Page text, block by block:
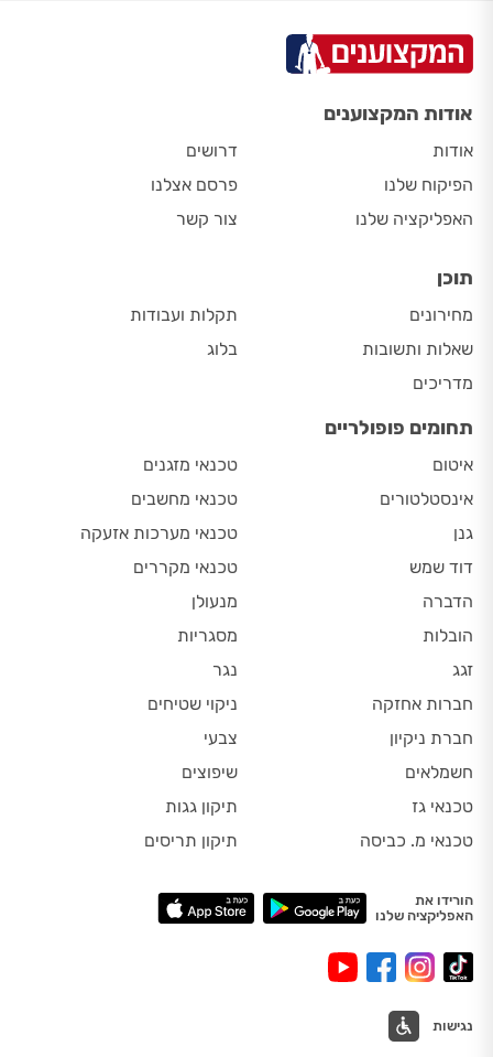
אודות המקצוענים
אודות
הפיקוח שלנו
האפליקציה שלנו
דרושים
פרסם אצלנו
צור קשר
תוכן
מחירונים
שאלות ותשובות
מדריכים
תקלות ועבודות
בלוג
תחומים פופולריים
איטום
אינסטלטורים
גנן
דוד שמש
הדברה
הובלות
זגג
חברות אחזקה
חברת ניקיון
חשמלאים
טכנאי גז
טכנאי מ. כביסה
טכנאי מזגנים
טכנאי מחשבים
טכנאי מערכות אזעקה
טכנאי מקררים
מנעולן
מסגריות
נגר
ניקוי שטיחים
צבעי
שיפוצים
תיקון גגות
תיקון תריסים
הורידו את
האפליקציה שלנו
נגישות